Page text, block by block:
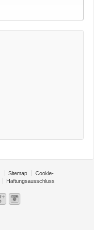
Sitemap
Cookie-
Haftungsausschluss